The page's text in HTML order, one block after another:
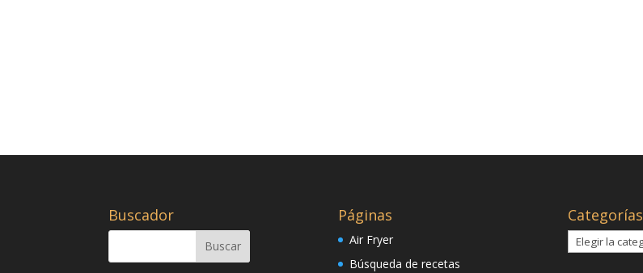
Buscador Páginas
Air Fryer
Búsqueda de recetas
Categorías
Categorías